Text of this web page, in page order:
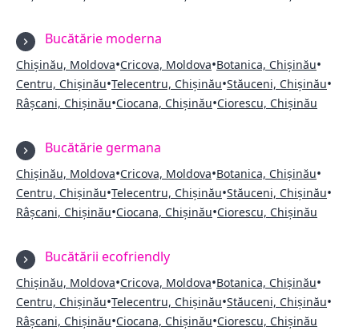
Bucătărie moderna
Chișinău, Moldova•Cricova, Moldova•Botanica, Chișinău•
Centru, Chișinău•Telecentru, Chișinău•Stăuceni, Chișinău•
Râșcani, Chișinău•Ciocana, Chișinău•Ciorescu, Chișinău
Bucătărie germana
Chișinău, Moldova•Cricova, Moldova•Botanica, Chișinău•
Centru, Chișinău•Telecentru, Chișinău•Stăuceni, Chișinău•
Râșcani, Chișinău•Ciocana, Chișinău•Ciorescu, Chișinău
Bucătării ecofriendly
Chișinău, Moldova•Cricova, Moldova•Botanica, Chișinău•
Centru, Chișinău•Telecentru, Chișinău•Stăuceni, Chișinău•
Râșcani, Chișinău•Ciocana, Chișinău•Ciorescu, Chișinău